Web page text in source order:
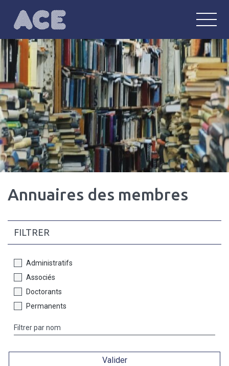
ACE
Anglophonie : communautés,
Annuaires des membres
FILTRER
Administratifs
Associés
Doctorants
Permanents
Valider